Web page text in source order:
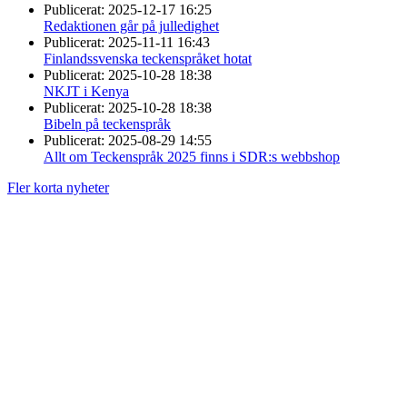
Publicerat: 2025-12-17 16:25
Redaktionen går på julledighet
Publicerat: 2025-11-11 16:43
Finlandssvenska teckenspråket hotat
Publicerat: 2025-10-28 18:38
NKJT i Kenya
Publicerat: 2025-10-28 18:38
Bibeln på teckenspråk
Publicerat: 2025-08-29 14:55
Allt om Teckenspråk 2025 finns i SDR:s webbshop
Fler korta nyheter